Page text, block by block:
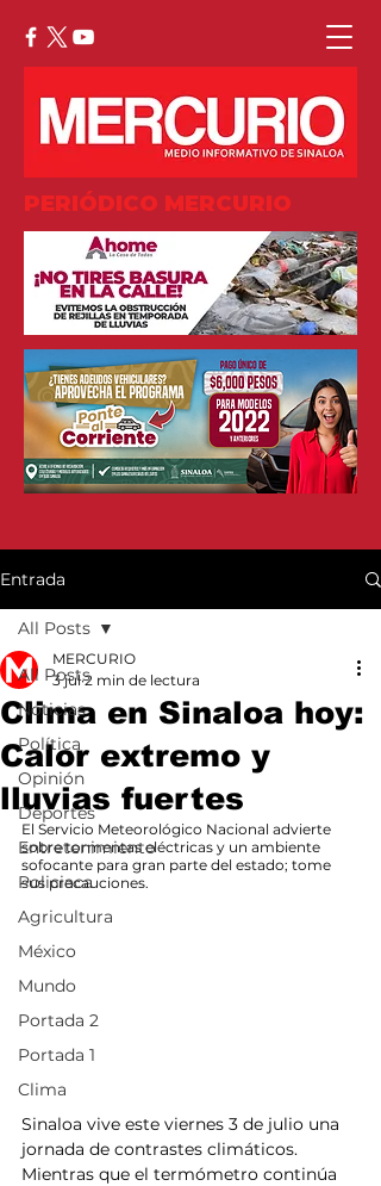
PERIÓDICO MERCURIO
Entrada
All Posts
Noticias
Política
Opinión
Deportes
Entretenimiento
Policiaca
Agricultura
México
Mundo
Portada 2
Portada 1
Clima
All Posts
Clima en Sinaloa hoy:
Calor extremo y
lluvias fuertes
MERCURIO
3 jul 2 min de lectura
El Servicio Meteorológico Nacional advierte
sobre tormentas eléctricas y un ambiente
sofocante para gran parte del estado; tome
sus precauciones.
Sinaloa vive este viernes 3 de julio una
jornada de contrastes climáticos.
Mientras que el termómetro continúa